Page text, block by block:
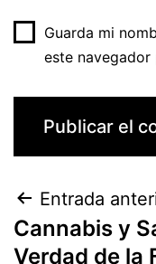
Guarda mi
este
Entrada
Cannabis y
Verdad de la